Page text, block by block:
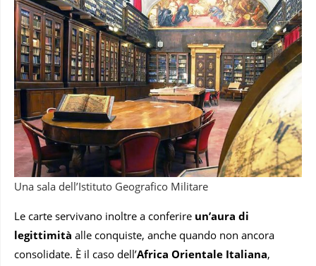
Una sala dell’Istituto Geografico Militare
Le carte servivano inoltre a conferire un’aura di
legittimità alle conquiste, anche quando non ancora
consolidate. È il caso dell’Africa Orientale Italiana,